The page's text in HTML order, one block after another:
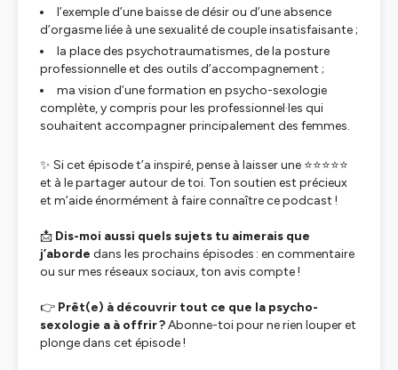
l’exemple d’une baisse de désir ou d’une absence
d’orgasme liée à une sexualité de couple insatisfaisante ;
la place des psychotraumatismes, de la posture
professionnelle et des outils d’accompagnement ;
ma vision d’une formation en psycho-sexologie
complète, y compris pour les professionnel·les qui
souhaitent accompagner principalement des femmes.
✨ Si cet épisode t’a inspiré, pense à laisser une ⭐️⭐️⭐️⭐️⭐️
et à le partager autour de toi. Ton soutien est précieux
et m’aide énormément à faire connaître ce podcast !
📩 Dis-moi aussi quels sujets tu aimerais que
j’aborde dans les prochains épisodes : en commentaire
ou sur mes réseaux sociaux, ton avis compte !
👉 Prêt(e) à découvrir tout ce que la psycho-
sexologie a à offrir ?Abonne-toi pour ne rien louper et
plonge dans cet épisode !